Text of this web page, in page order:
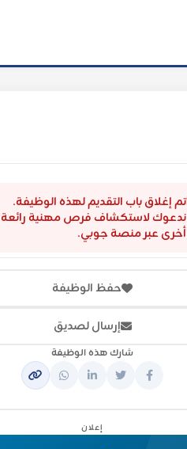
تم إغلاق باب التقديم لهذه الوظيفة.
ندعوك لاستكشاف فرص مهنية رائعة
أخرى عبر منصة جوبي.
حفظ الوظيفة
إرسال لصديق
شارك هذه الوظيفة
إعلان